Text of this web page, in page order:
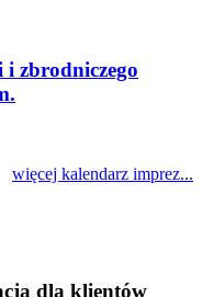
i zbrodniczego
więcej kalendarz imprez...
dla klientów